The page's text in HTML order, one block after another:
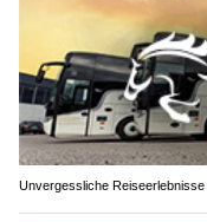
Unvergessliche